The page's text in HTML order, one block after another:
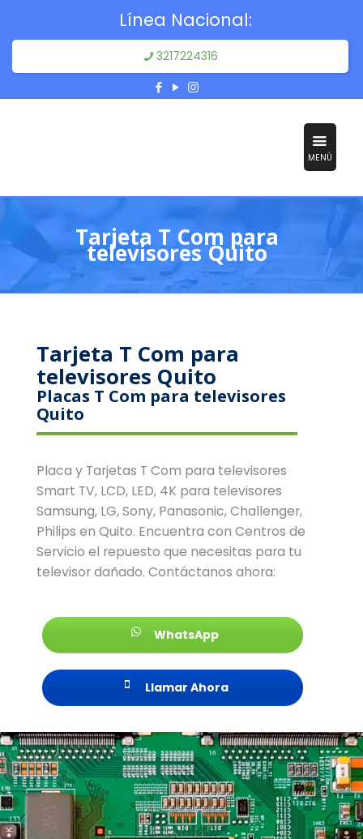
Línea Nacional:
3217224316
MENÚ
Tarjeta T Com para
televisores Quito
Tarjeta T Com para
televisores Quito
Placas T Com para televisores
Quito
Placa y Tarjetas T Com para televisores
Smart TV, LCD, LED, 4K para televisores
Samsung, LG, Sony, Panasonic, Challenger,
Philips en Quito. Encuentra con Centros de
Servicio el repuesto que necesitas para tu
televisor dañado. Contáctanos ahora:
WhatsApp
Llamar Ahora